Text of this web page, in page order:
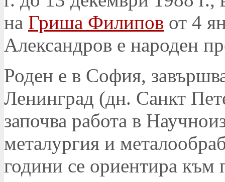
на Гриша Филипов от 4
Александров е народен
Роден е в София,
Ленинград (дн. Санкт
започва работа в
металургия и
години се ориентира към